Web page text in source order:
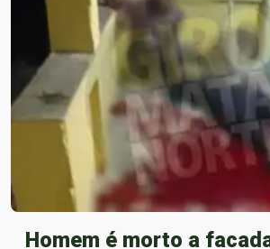
Homem é morto a